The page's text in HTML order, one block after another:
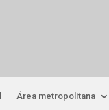
Área metropolitana